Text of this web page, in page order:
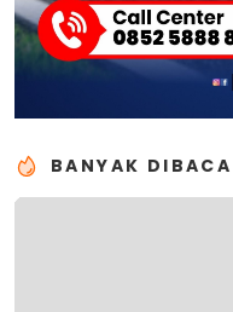
BANYAK DIBACA